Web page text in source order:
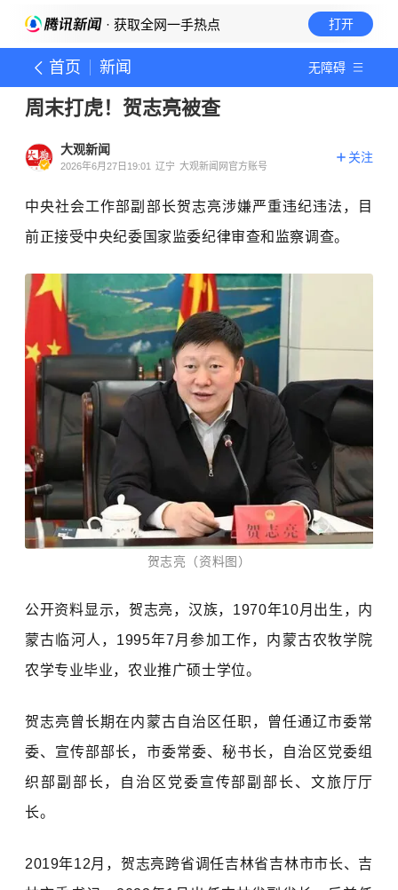
· 获取全网一手热点 打开
首页 新闻 无障碍
周末打虎！贺志亮被查
大观新闻
2026年6月27日19:01 辽宁 大观新闻网官方账号
关注
中央社会工作部副部长贺志亮涉嫌严重违纪违法，目
前正接受中央纪委国家监委纪律审查和监察调查。
贺志亮（资料图 ）
公开资料显示，贺志亮，汉族，1970年10月出生，内
蒙古临河人，1995年7月参加工作，内蒙古农牧学院
农学专业毕业，农业推广硕士学位。
贺志亮曾长期在内蒙古自治区任职，曾任通辽市委常
委、宣传部部长，市委常委、秘书长，自治区党委组
织部副部长，自治区党委宣传部副部长、文旅厅厅
长。
2019年12月，贺志亮跨省调任吉林省吉林市市长、吉